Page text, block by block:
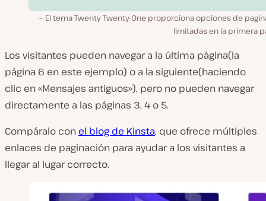
El tema Twenty Twenty-One proporciona opciones de
limitadas en la primera
Los visitantes pueden navegar a la última página(la
página 6 en este ejemplo) o a la siguiente(haciendo
clic en «Mensajes antiguos»), pero no pueden navegar
directamente a las páginas 3, 4 o 5.
Compáralo con el blog de Kinsta, que ofrece múltiples
enlaces de paginación para ayudar a los visitantes a
llegar al lugar correcto.